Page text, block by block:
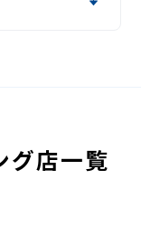
グ店一覧